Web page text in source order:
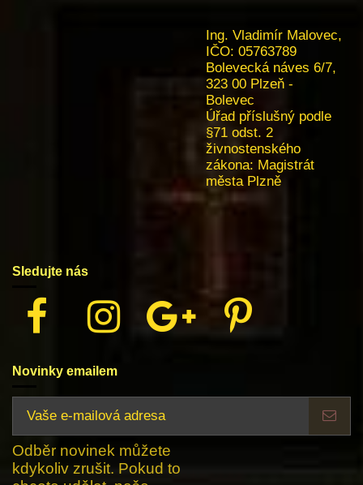
Ing. Vladimír Malovec,
IČO: 05763789
Bolevecká náves 6/7,
323 00 Plzeň -
Bolevec
Úřad příslušný podle
§71 odst. 2
živnostenského
zákona: Magistrát
města Plzně
Sledujte nás
Novinky emailem
Odběr novinek můžete
kdykoliv zrušit. Pokud to